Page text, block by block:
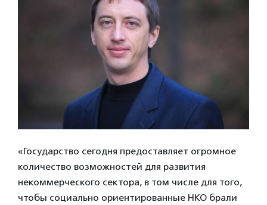
«Государство сегодня предоставляет огромное
количество возможностей для развития
некоммерческого сектора, в том числе для того,
чтобы социально ориентированные НКО брали